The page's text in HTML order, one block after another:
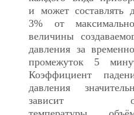
и может составлять
3% от
величины
давления за
промежуток 5
Коэффициент
давления
зависит